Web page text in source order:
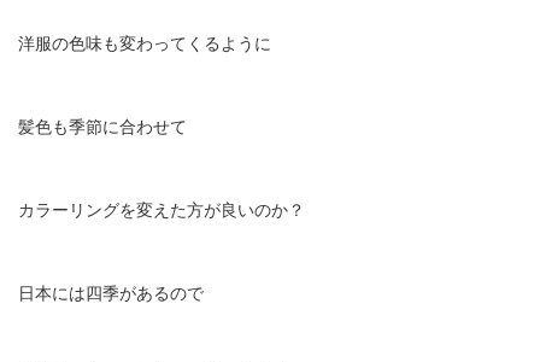
洋服の色味も変わってくるように
髪色も季節に合わせて
カラーリングを変えた方が良いのか？
日本には四季があるので